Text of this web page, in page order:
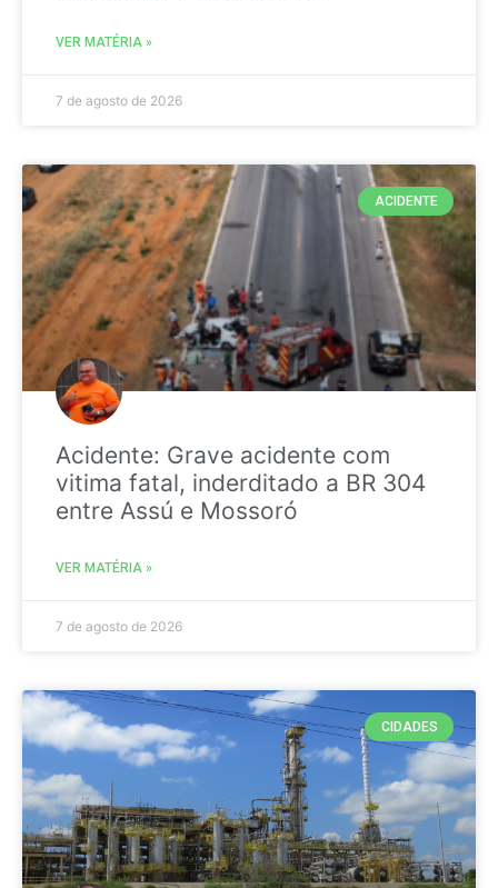
VER MATÉRIA »
7 de agosto de 2026
ACIDENTE
Acidente: Grave acidente com
vitima fatal, inderditado a BR 304
entre Assú e Mossoró
VER MATÉRIA »
7 de agosto de 2026
CIDADES